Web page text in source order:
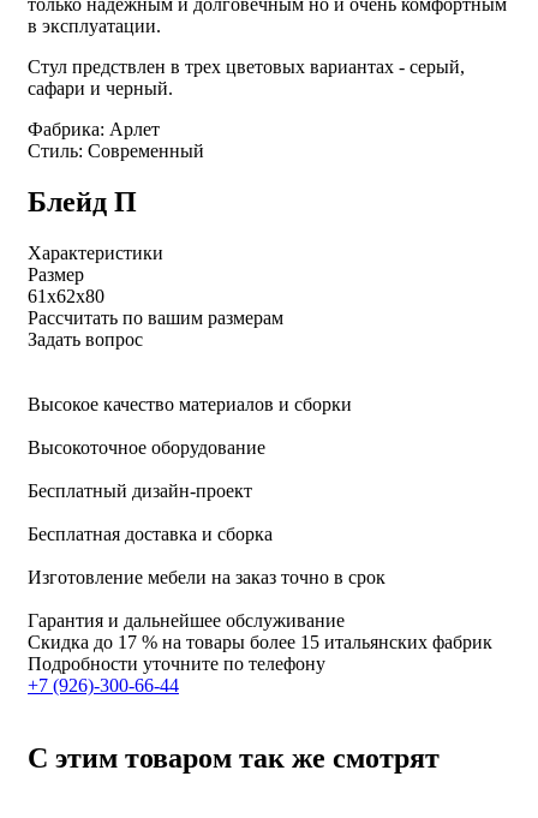
только надежным и долговечным но и очень комфортным
в эксплуатации.
Стул предствлен в трех цветовых вариантах - серый,
сафари и черный.
Фабрика: Арлет
Стиль: Современный
Блейд П
Характеристики
Размер
61х62х80
Рассчитать по вашим размерам
Задать вопрос
Высокое качество материалов и сборки
Высокоточное оборудование
Бесплатный дизайн-проект
Бесплатная доставка и сборка
Изготовление мебели на заказ точно в срок
Гарантия и дальнейшее обслуживание
Скидка до 17 % на товары более 15 итальянских фабрик
Подробности уточните по телефону
+7 (926)-300-66-44
С этим товаром так же смотрят